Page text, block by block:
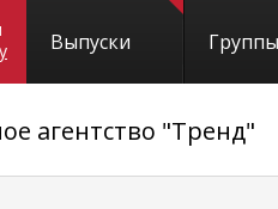
Выпуски Группы
агентство "Тренд"